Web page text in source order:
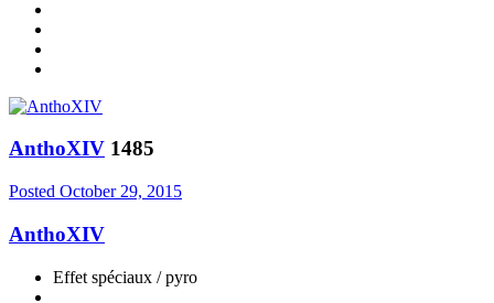
AnthoXIV 1485
Posted October 29, 2015
AnthoXIV
Effet spéciaux / pyro